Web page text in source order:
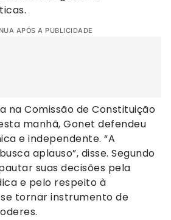
APÓS A PUBLICIDADE
na Comissão de Constituição
manhã, Gonet defendeu
e independente. “A
aplauso”, disse. Segundo
suas decisões pela
e pelo respeito à
tornar instrumento de